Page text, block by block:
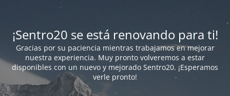
¡Sentro20 se está renovando para ti!
Gracias por su paciencia mientras trabajamos en mejorar
nuestra experiencia. Muy pronto volveremos a estar
disponibles con un nuevo y mejorado Sentro20. ¡Esperamos
verle pronto!